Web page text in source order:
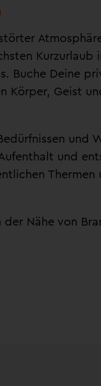
Kurzurlaub
Buche Deine
Körper, Geist
und
und
Thermen
der Nähe von